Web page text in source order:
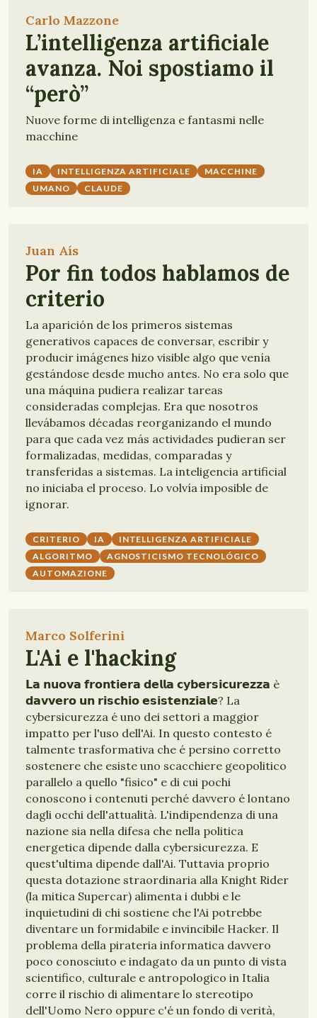
Carlo Mazzone
L’intelligenza artificiale
avanza. Noi spostiamo il
“però”
Nuove forme di intelligenza e fantasmi nelle
macchine
IA INTELLIGENZA ARTIFICIALE
MACCHINE
UMANO
CLAUDE
Juan Aís
Por fin todos hablamos de
criterio
La aparición de los primeros sistemas
generativos capaces de conversar, escribir y
producir imágenes hizo visible algo que venía
gestándose desde mucho antes. No era solo que
una máquina pudiera realizar tareas
consideradas complejas. Era que nosotros
llevábamos décadas reorganizando el mundo
para que cada vez más actividades pudieran ser
formalizadas, medidas, comparadas y
transferidas a sistemas. La inteligencia artificial
no iniciaba el proceso. Lo volvía imposible de
ignorar.
CRITERIO IA
INTELLIGENZA ARTIFICIALE
ALGORITMO
AGNOSTICISMO TECNOLÓGICO
AUTOMAZIONE
Marco Solferini
L'Ai e l'hacking
𝗟𝗮 𝗻𝘂𝗼𝘃𝗮 𝗳𝗿𝗼𝗻𝘁𝗶𝗲𝗿𝗮 𝗱𝗲𝗹𝗹𝗮 𝗰𝘆𝗯𝗲𝗿𝘀𝗶𝗰𝘂𝗿𝗲𝘇𝘇𝗮 è
𝗱𝗮𝘃𝘃𝗲𝗿𝗼 𝘂𝗻 𝗿𝗶𝘀𝗰𝗵𝗶𝗼 𝗲𝘀𝗶𝘀𝘁𝗲𝗻𝘇𝗶𝗮𝗹𝗲? La
cybersicurezza é uno dei settori a maggior
impatto per l'uso dell'Ai. In questo contesto é
talmente trasformativa che é persino corretto
sostenere che esiste uno scacchiere geopolitico
parallelo a quello "fisico" e di cui pochi
conoscono i contenuti perché davvero é lontano
dagli occhi dell'attualità. L'indipendenza di una
nazione sia nella difesa che nella politica
energetica dipende dalla cybersicurezza. E
quest'ultima dipende dall'Ai. Tuttavia proprio
questa dotazione straordinaria alla Knight Rider
(la mitica Supercar) alimenta i dubbi e le
inquietudini di chi sostiene che l'Ai potrebbe
diventare un formidabile e invincibile Hacker. Il
problema della pirateria informatica davvero
poco conosciuto e indagato da un punto di vista
scientifico, culturale e antropologico in Italia
corre il rischio di alimentare lo stereotipo
dell'Uomo Nero oppure c'é un fondo di verità,